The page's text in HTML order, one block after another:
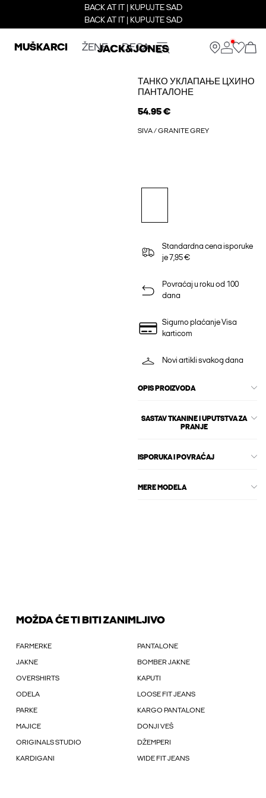
BACK AT IT | KUPUJTE SAD
BACK AT IT | KUPUJTE SAD
MUŠKARCI ŽENE DECA
ТАНКО УКЛАПАЊЕ ЦХИНО
ПАНТАЛОНЕ
54.95 €
SIVA / GRANITE GREY
Standardna cena isporuke
je 7,95 €
Povraćaj u roku od 100
dana
Sigurno plaćanje Visa
karticom
Novi artikli svakog dana
OPIS PROIZVODA
SASTAV TKANINE I UPUTSTVA ZA
PRANJE
ISPORUKA I POVRAĆAJ
MERE MODELA
MOŽDA ĆE TI BITI ZANIMLJIVO
FARMERKE PANTALONE
JAKNE BOMBER JAKNE
OVERSHIRTS KAPUTI
ODELA LOOSE FIT JEANS
PARKE KARGO PANTALONE
MAJICE DONJI VEŠ
ORIGINALS STUDIO DŽEMPERI
KARDIGANI WIDE FIT JEANS